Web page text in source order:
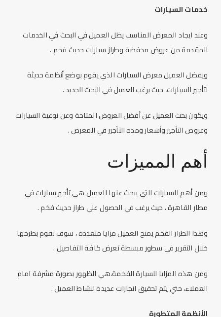
خدمات السيارات
وعند ايجاد المعرض المناسب يظل العميل في البحث في الخدمات
المقدمة من عروض مخفضة وطراز سيارات حديث فخم .
ويفضل العميل معرض السيارات الذي يقوم بوضع أنظمة حديثة
لتأجير السيارات، حيث يرغب العميل في البحث الجديد .
ويكون بحث العميل عن أفضل العروض المتاحة وعن نوعية السيارات
وعروض التأجير وأسعار ومدة التأجير في المعرض .
أهم المميزات
ومن أهم السيارات التي يبحث عنها العميل هي تأجير سيارات في
مطار القاهرة ، حيث يرغب في الحصول علي طراز حديث فخم .
وهذا الطراز الفخم يمنح العميل مزايا متعددة ، سوف نقوم بطرحها
خلال التقرير في سطور مبسطة تعرض كافة التفاصيل .
ومن هذه المزايا للسيارة الفخمة،هي الظهور بصورة مشرفة امام
العملاء، حتي يتم تحقيق انجازات عديدة لنشاط العميل .
الأنظمة المتطورة